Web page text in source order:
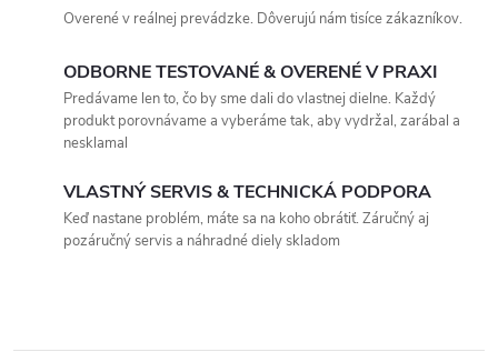
Overené v reálnej prevádzke. Dôverujú nám tisíce zákazníkov.
ODBORNE TESTOVANÉ & OVERENÉ V PRAXI
Predávame len to, čo by sme dali do vlastnej dielne. Každý
produkt porovnávame a vyberáme tak, aby vydržal, zarábal a
nesklamal
VLASTNÝ SERVIS & TECHNICKÁ PODPORA
Keď nastane problém, máte sa na koho obrátiť. Záručný aj
pozáručný servis a náhradné diely skladom